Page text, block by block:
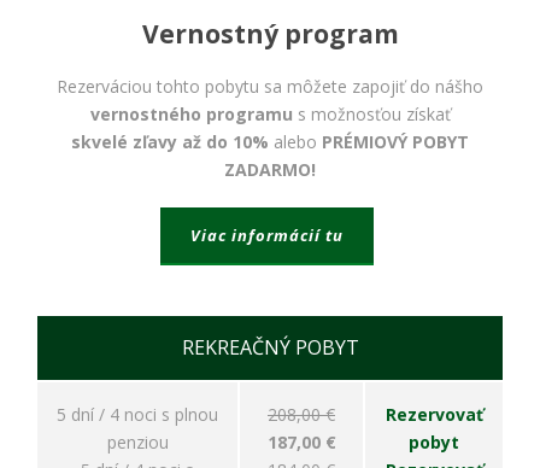
Vernostný program
Rezerváciou tohto pobytu sa môžete zapojiť do nášho
vernostného programu s možnosťou získať
skvelé zľavy až do 10% alebo PRÉMIOVÝ POBYT
ZADARMO!
Viac informácií tu
REKREAČNÝ POBYT
5 dní / 4 noci s plnou
penziou
208,00 €
187,00 €
Rezervovať
pobyt
prihlásenie,
nastavenia
alebo
predvyplnenie
formulárov.
Bez týchto
nemohla
správne
webu; Právny
základ:
záujem